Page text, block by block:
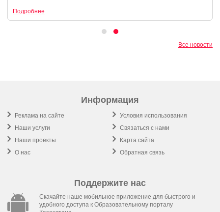
Подробнее
Все новости
Информация
Реклама на сайте
Наши услуги
Наши проекты
О нас
Условия использования
Связаться с нами
Карта сайта
Обратная связь
Поддержите нас
Скачайте наше мобильное приложение для быстрого и
удобного доступа к Образовательному порталу